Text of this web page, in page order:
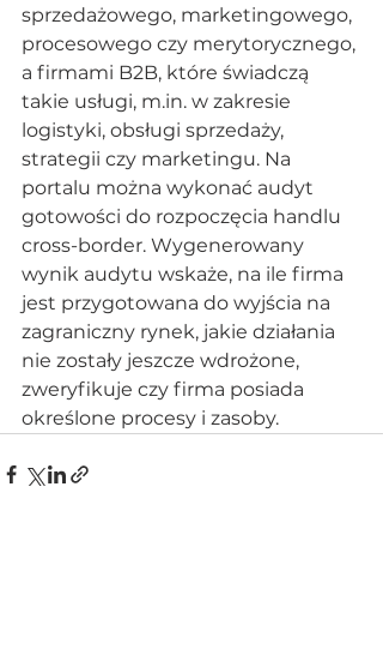
sprzedażowego, marketingowego,
procesowego czy merytorycznego,
a firmami B2B, które świadczą
takie usługi, m.in. w zakresie
logistyki, obsługi sprzedaży,
strategii czy marketingu. Na
portalu można wykonać audyt
gotowości do rozpoczęcia handlu
cross-border. Wygenerowany
wynik audytu wskaże, na ile firma
jest przygotowana do wyjścia na
zagraniczny rynek, jakie działania
nie zostały jeszcze wdrożone,
zweryfikuje czy firma posiada
określone procesy i zasoby.